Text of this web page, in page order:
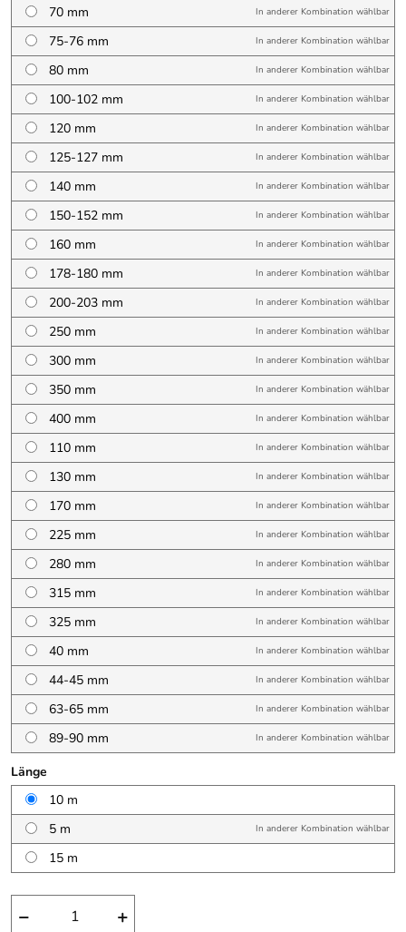
70 mm In anderer Kombination wählbar
75-76 mm In anderer Kombination wählbar
80 mm In anderer Kombination wählbar
100-102 mm In anderer Kombination wählbar
120 mm In anderer Kombination wählbar
125-127 mm In anderer Kombination wählbar
140 mm In anderer Kombination wählbar
150-152 mm In anderer Kombination wählbar
160 mm In anderer Kombination wählbar
178-180 mm In anderer Kombination wählbar
200-203 mm In anderer Kombination wählbar
250 mm In anderer Kombination wählbar
300 mm In anderer Kombination wählbar
350 mm In anderer Kombination wählbar
400 mm In anderer Kombination wählbar
110 mm In anderer Kombination wählbar
130 mm In anderer Kombination wählbar
170 mm In anderer Kombination wählbar
225 mm In anderer Kombination wählbar
280 mm In anderer Kombination wählbar
315 mm In anderer Kombination wählbar
325 mm In anderer Kombination wählbar
40 mm In anderer Kombination wählbar
44-45 mm In anderer Kombination wählbar
63-65 mm In anderer Kombination wählbar
89-90 mm In anderer Kombination wählbar
Länge
10 m
5 m
In anderer Kombination wählbar
15 m
− +